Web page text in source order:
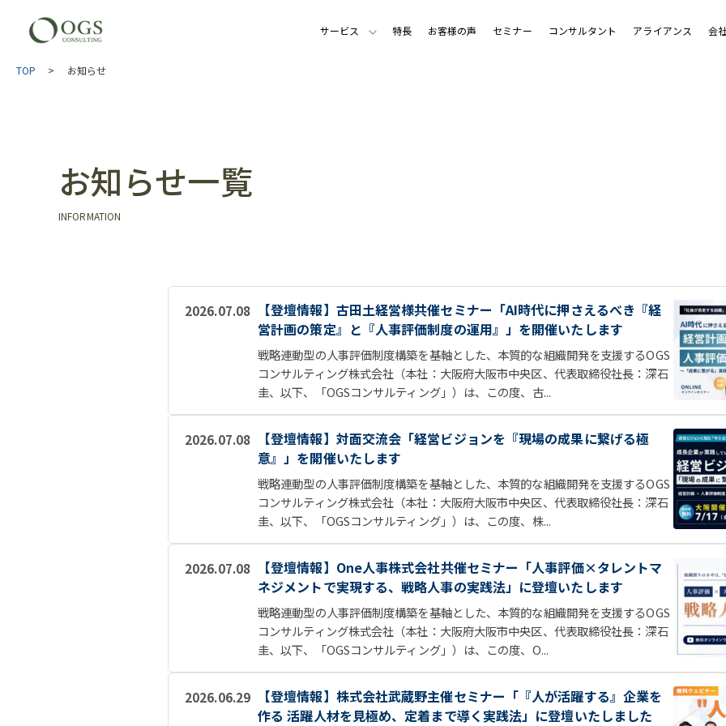
サービス 特長 お客様の声 セミナー コンサルタント アライアンス 会
TOP > お知らせ
お知らせ一覧
INFORMATION
2026.07.08
【登壇情報】古田土経営様共催セミナー「AI時代に押さえるべき『経
営計画の策定』と『人事評価制度の運用』」を開催いたします
戦略連動型の人事評価制度構築を基軸とした、本質的な組織開発を支援するOGS
コンサルティング株式会社（本社：大阪府大阪市中央区、代表取締役社長：深石
圭、以下、「OGSコンサルティング」）は、この度、古...
2026.07.08
【登壇情報】対面交流会「経営ビジョンを『現場の成果に繋げる極
意』」を開催いたします
戦略連動型の人事評価制度構築を基軸とした、本質的な組織開発を支援するOGS
コンサルティング株式会社（本社：大阪府大阪市中央区、代表取締役社長：深石
圭、以下、「OGSコンサルティング」）は、この度、株...
2026.07.08
【登壇情報】One人事株式会社共催セミナー「人事評価×タレントマ
ネジメントで実現する、戦略人事の実践法」に登壇いたします
戦略連動型の人事評価制度構築を基軸とした、本質的な組織開発を支援するOGS
コンサルティング株式会社（本社：大阪府大阪市中央区、代表取締役社長：深石
圭、以下、「OGSコンサルティング」）は、この度、O...
2026.06.29
【登壇情報】株式会社武蔵野主催セミナー「『人が活躍する』企業を
作る 活躍人材を見極め、定着まで導く実践法」に登壇いたしました